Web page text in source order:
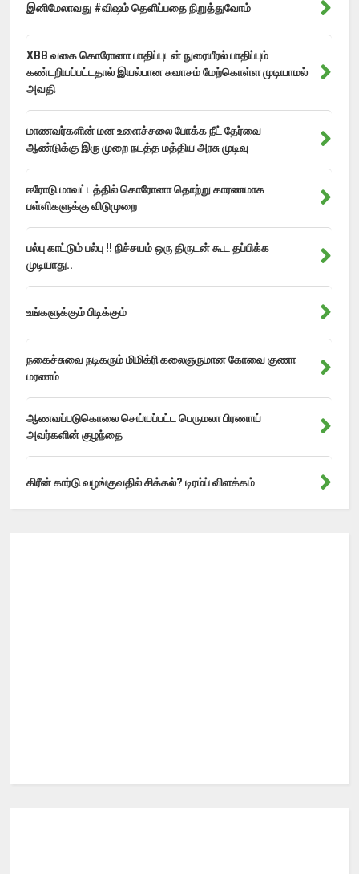
இனிமேலாவது #விஷம் தெளிப்பதை நிறுத்துவோம்
XBB வகை கொரோனா பாதிப்புடன் நுரையீரல் பாதிப்பும்
கண்டறியப்பட்டதால் இயல்பான சுவாசம் மேற்கொள்ள முடியாமல்
அவதி
மாணவர்களின் மன உளைச்சலை போக்க நீட் தேர்வை
ஆண்டுக்கு இரு முறை நடத்த மத்திய அரசு முடிவு
ஈரோடு மாவட்டத்தில் கொரோனா தொற்று காரணமாக
பள்ளிகளுக்கு விடுமுறை
பல்பு காட்டும் பல்பு !! நிச்சயம் ஒரு திருடன் கூட தப்பிக்க
முடியாது..
உங்களுக்கும் பிடிக்கும்
நகைச்சுவை நடிகரும் மிமிக்ரி கலைஞருமான கோவை குணா
மரணம்
ஆணவப்படுகொலை செய்யப்பட்ட பெருமலா பிரணாய்
அவர்களின் குழந்தை
கிரீன் கார்டு வழங்குவதில் சிக்கல்? டிரம்ப் விளக்கம்